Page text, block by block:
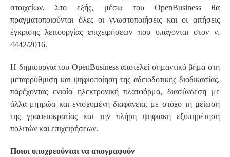
στοιχείων. Στο εξής, μέσω του OpenBusiness θα
πραγματοποιούνται όλες οι γνωστοποιήσεις και οι αιτήσεις
έγκρισης λειτουργίας επιχειρήσεων που υπάγονται στον ν.
4442/2016.
Η δημιουργία του OpenBusiness αποτελεί σημαντικό βήμα στη
μεταρρύθμιση και ψηφιοποίηση της αδειοδοτικής διαδικασίας,
παρέχοντας ενιαία ηλεκτρονική πλατφόρμα, διασύνδεση με
άλλα μητρώα και ενισχυμένη διαφάνεια, με στόχο τη μείωση
της γραφειοκρατίας και την πλήρη ψηφιακή εξυπηρέτηση
πολιτών και επιχειρήσεων.
Ποιοι υποχρεούνται να απογραφούν